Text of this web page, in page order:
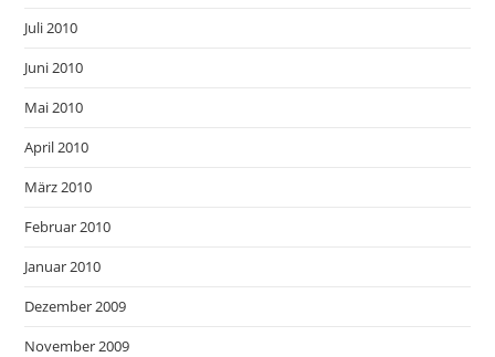
Juli 2010
Juni 2010
Mai 2010
April 2010
März 2010
Februar 2010
Januar 2010
Dezember 2009
November 2009